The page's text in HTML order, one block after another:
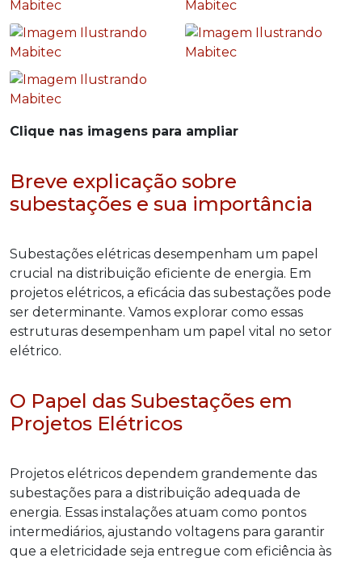
Clique nas imagens para ampliar
Breve explicação sobre
subestações e sua importância
Subestações elétricas desempenham um papel
crucial na distribuição eficiente de energia. Em
projetos elétricos, a eficácia das subestações pode
ser determinante. Vamos explorar como essas
estruturas desempenham um papel vital no setor
elétrico.
O Papel das Subestações em
Projetos Elétricos
Projetos elétricos dependem grandemente das
subestações para a distribuição adequada de
energia. Essas instalações atuam como pontos
intermediários, ajustando voltagens para garantir
que a eletricidade seja entregue com eficiência às